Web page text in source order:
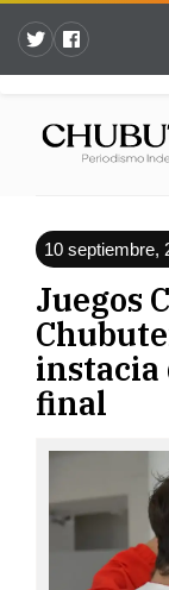
10 septiembre,
Juegos
instacia
final